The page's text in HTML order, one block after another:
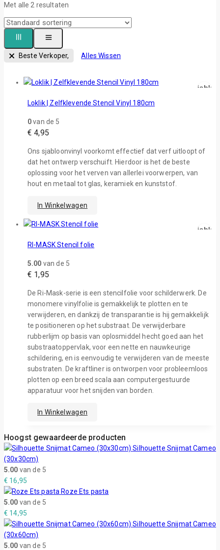
Met alle 2 resultaten
Beste Verkoper, Alles Wissen
Wishlist
Loklik | Zelfklevende Stencil Vinyl 180cm
0van de 5
€ 4,95
Ons sjabloonvinyl voorkomt effectief dat verf uitloopt of
dat het ontwerp verschuift. Hierdoor is het de beste
oplossing voor het verven van allerlei voorwerpen, van
hout en metaal tot glas, keramiek en kunststof.
In Winkelwagen
Wishlist
RI-MASK Stencil folie
5.00 van de 5
€ 1,95
De Ri-Mask-serie is een stencilfolie voor schilderwerk. De
monomere vinylfolie is gemakkelijk te plotten en te
verwijderen, en dankzij de transparantie is hij gemakkelijk
te positioneren op het substraat. De verwijderbare
rubberlijm op basis van oplosmiddel hecht goed aan het
substraatoppervlak, voor een nette en nauwkeurige
schildering, en is eenvoudig te verwijderen van de meeste
substraten. De kraftliner is ontworpen voor probleemloos
plotten op een breed scala aan computergestuurde
apparatuur voor het snijden van borden.
In Winkelwagen
Hoogst gewaardeerde producten
Silhouette Snijmat Cameo
(30x30cm)
5.00 van de 5
€ 16,95
Roze Ets pasta
5.00 van de 5
€ 14,95
Silhouette Snijmat Cameo
(30x60cm)
5.00 van de 5